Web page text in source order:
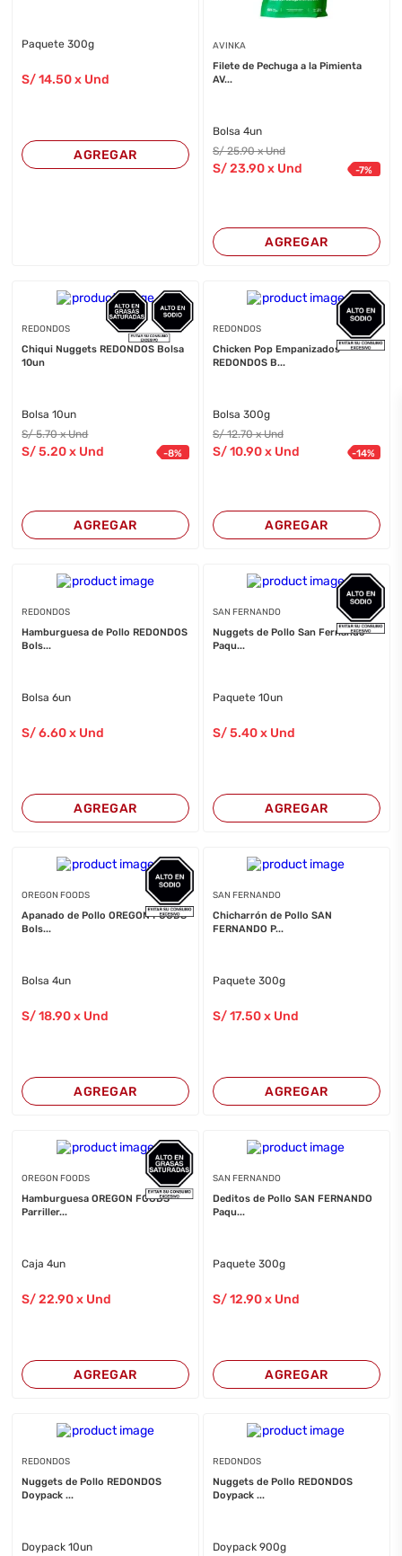
Paquete 300g
S/14.50 x Und
AGREGAR
AVINKA
Filete de Pechuga a la Pimienta
AV...
Bolsa 4un
S/25.90 x Und
S/23.90x Und -7%
AGREGAR
REDONDOS
Chiqui Nuggets REDONDOS Bolsa
10un
Bolsa 10un
S/5.70 x Und
S/5.20 x Und -8%
AGREGAR
REDONDOS
Chicken Pop Empanizados
REDONDOS B...
Bolsa 300g
S/12.70 x Und
S/10.90x Und -14%
AGREGAR
REDONDOS
Hamburguesa de Pollo REDONDOS
Bols...
Bolsa 6un
S/6.60 x Und
AGREGAR
SAN FERNANDO
Nuggets de Pollo San Fernando
Paqu...
Paquete 10un
S/5.40x Und
AGREGAR
OREGON FOODS
Apanado de Pollo OREGON FOODS
Bols...
Bolsa 4un
S/18.90 x Und
AGREGAR
SAN FERNANDO
Chicharrón de Pollo SAN
FERNANDO P...
Paquete 300g
S/17.50x Und
AGREGAR
OREGON FOODS
Hamburguesa OREGON FOODS
Parriller...
Caja 4un
S/22.90 x Und
AGREGAR
SAN FERNANDO
Deditos de Pollo SAN FERNANDO
Paqu...
Paquete 300g
S/12.90x Und
AGREGAR
REDONDOS
Nuggets de Pollo REDONDOS
Doypack ...
Doypack 10un
REDONDOS
Nuggets de Pollo REDONDOS
Doypack ...
Doypack 900g